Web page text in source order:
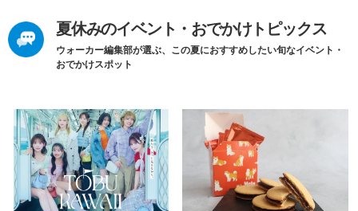
夏休みのイベント・おでかけトピックス
ウォーカー編集部が選ぶ、この夏におすすめしたい旬なイベント・
おでかけスポット